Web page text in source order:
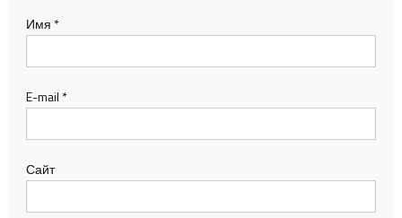
Имя *
E-mail *
Сайт